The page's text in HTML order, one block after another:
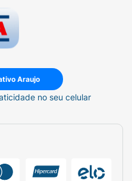
Araujo
no seu celular